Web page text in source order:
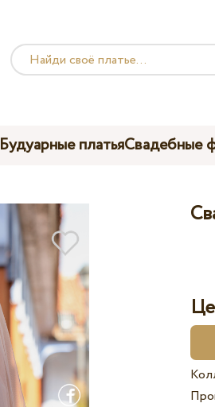
Будуарные платьяСвадебные